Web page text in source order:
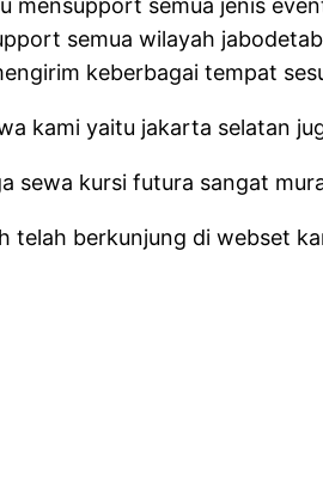
semua wilayah
keberbagai tempat
kami yaitu jakarta selatan
sewa kursi futura sangat
telah berkunjung di webset